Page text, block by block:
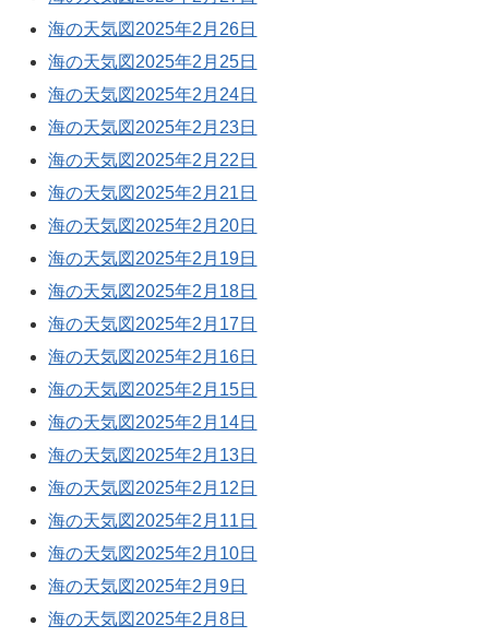
海の天気図2025年2月26日
海の天気図2025年2月25日
海の天気図2025年2月24日
海の天気図2025年2月23日
海の天気図2025年2月22日
海の天気図2025年2月21日
海の天気図2025年2月20日
海の天気図2025年2月19日
海の天気図2025年2月18日
海の天気図2025年2月17日
海の天気図2025年2月16日
海の天気図2025年2月15日
海の天気図2025年2月14日
海の天気図2025年2月13日
海の天気図2025年2月12日
海の天気図2025年2月11日
海の天気図2025年2月10日
海の天気図2025年2月9日
海の天気図2025年2月8日